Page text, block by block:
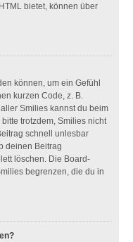
bietet, können über
können, um ein Gefühl
kurzen Code, z. B.
Smilies kannst du beim
trotzdem, Smilies nicht
schnell unlesbar
deinen Beitrag
löschen. Die Board-
begrenzen, die du in